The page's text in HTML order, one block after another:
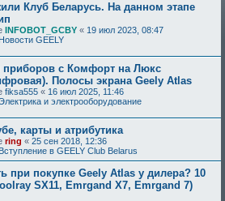
Клуб Беларусь. На данном этапе
INFOBOT_GCBY « 19 июл 2023, 08:47
Новости GEELY
приборов с Комфорт на Люкс
Полосы экрана Geely Atlas
fiksa555 « 16 июл 2025, 11:46
и электрооборудование
карты и атрибутика
ring « 25 сен 2018, 12:36
Вступление в GEELY Club Belarus
при покупке Geely Atlas у дилера? 10
SX11, Emrgand X7, Emrgand 7)